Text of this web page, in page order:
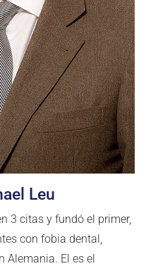
Leu
3 citas y fundó el primer,
con fobia dental,
Alemania. El es el